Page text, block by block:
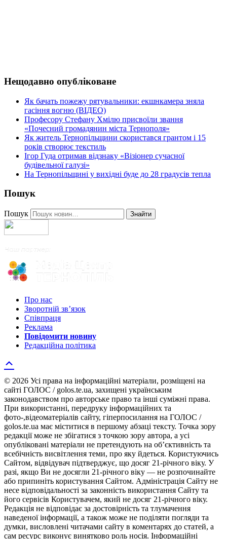
Нещодавно опубліковане
Як бачать пожежу рятувальники: екшнкамера зняла
гасіння вогню (ВІДЕО)
Професору Стефану Хмілю присвоїли звання
«Почесний громадянин міста Тернополя»
Як житель Тернопільщини скористався грантом і 15
років створює текстиль
Ігор Гуда отримав відзнаку «Візіонер сучасної
будівельної галузі»
На Тернопільщині у вихідні буде до 28 градусів тепла
Пошук
Пошук Знайти
Про нас
Зворотній зв’язок
Співпраця
Реклама
Повідомити новину
Редакційна політика
© 2026 Усі права на інформаційні матеріали, розміщені на
сайті ГОЛОС / golos.te.ua, захищені українським
законодавством про авторське право та інші суміжні права.
При використанні, передруку інформаційних та
фото-,відеоматеріалів сайту, гіперпосилання на ГОЛОС /
golos.te.ua має міститися в першому абзаці тексту. Точка зору
редакції може не збігатися з точкою зору автора, а усі
опубліковані матеріали не претендують на об’єктивність та
всебічність висвітлення теми, про яку йдеться. Користуючись
Сайтом, відвідувач підтверджує, що досяг 21-річного віку. У
разі, якщо Ви не досягли 21-річного віку — не розпочинайте
або припиніть користування Сайтом. Адміністрація Сайту не
несе відповідальності за законність використання Сайту та
його сервісів Користувачем, який не досяг 21-річного віку.
Редакція не відповідає за достовірність та тлумачення
наведеної інформації, а також може не поділяти погляди та
думки, висловлені читачами сайту в коментарях до статей, а
сам ресурс виконує винятково роль носія. Інформаційні